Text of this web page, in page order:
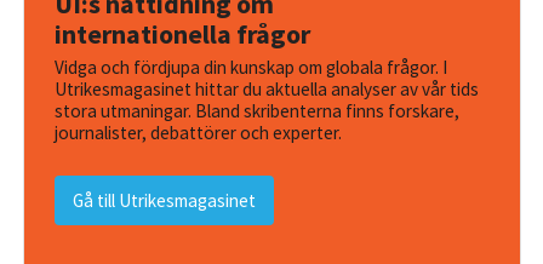
internationella frågor
Vidga och fördjupa din kunskap om globala frågor. I
Utrikesmagasinet hittar du aktuella analyser av vår tids
stora utmaningar. Bland skribenterna finns forskare,
journalister, debattörer och experter.
Gå till Utrikesmagasinet